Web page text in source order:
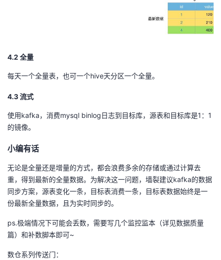
4.2 全量
每天一个全量表，也可一个hive天分区一个全量。
4.3 流式
使用kafka，消费mysql binlog日志到目标库，源表和目标库是1：1
的镜像。
小编有话
无论是全量还是增量的方式，都会浪费多余的存储或通过计算去
重，得到最新的全量数据。为解决这一问题，墙裂建议kafka的数据
同步方案，源表变化一条，目标表消费一条，目标表数据始终是一
份最新全量数据，且为实时同步的。
ps.极端情况下可能会丢数，需要写几个监控监本（详见数据质量
篇）和补数脚本即可~
数仓系列传送门：